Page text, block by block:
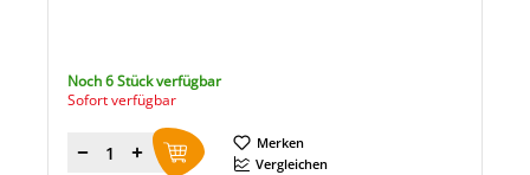
Noch 6 Stück verfügbar
Sofort verfügbar
Menge
Merken
Vergleichen